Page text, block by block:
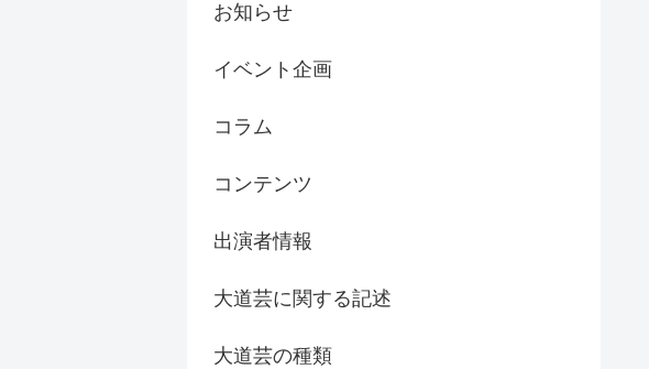
お知らせ
イベント企画
コラム
コンテンツ
出演者情報
大道芸に関する記述
大道芸の種類